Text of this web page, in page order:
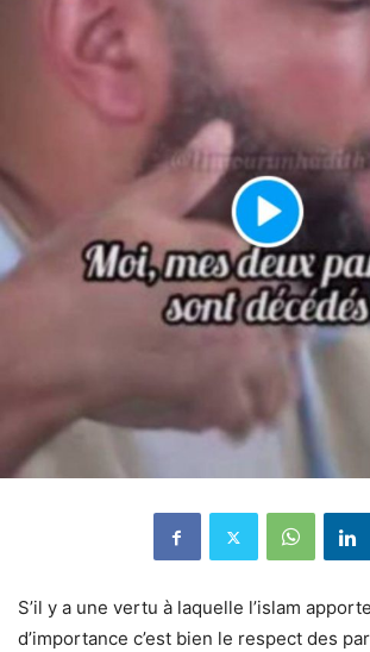
S’il y a une vertu à laquelle l’islam
d’importance c’est bien le respect des